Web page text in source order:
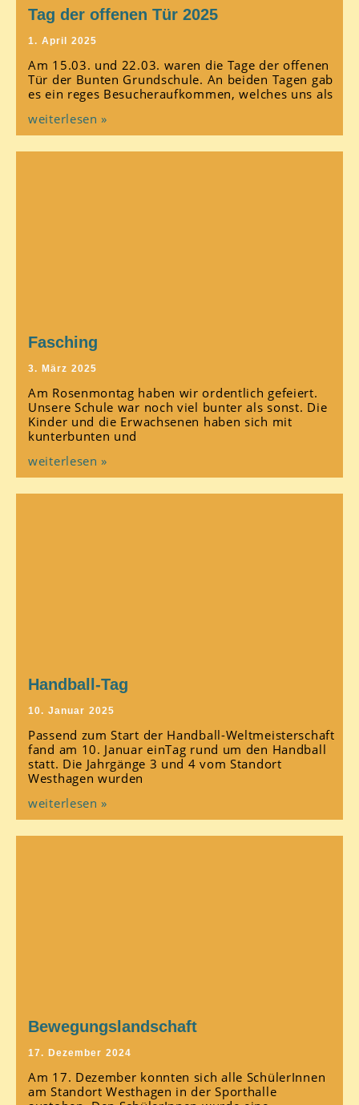
Tag der offenen Tür 2025
1. April 2025
Am 15.03. und 22.03. waren die Tage der offenen
Tür der Bunten Grundschule. An beiden Tagen gab
es ein reges Besucheraufkommen, welches uns als
weiterlesen »
Fasching
3. März 2025
Am Rosenmontag haben wir ordentlich gefeiert.
Unsere Schule war noch viel bunter als sonst. Die
Kinder und die Erwachsenen haben sich mit
kunterbunten und
weiterlesen »
Handball-Tag
10. Januar 2025
Passend zum Start der Handball-Weltmeisterschaft
fand am 10. Januar einTag rund um den Handball
statt. Die Jahrgänge 3 und 4 vom Standort
Westhagen wurden
weiterlesen »
Bewegungslandschaft
17. Dezember 2024
Am 17. Dezember konnten sich alle SchülerInnen
am Standort Westhagen in der Sporthalle